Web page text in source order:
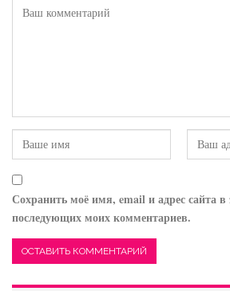
Сохранить моё имя, email и адрес сайта в
последующих моих комментариев.